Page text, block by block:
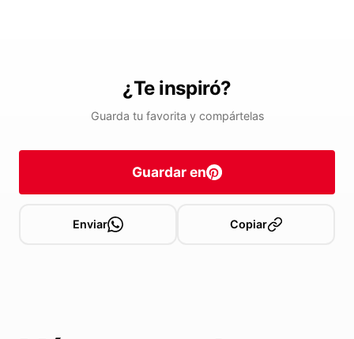
¿Te inspiró?
Guarda tu favorita y compártelas
Guardar en
Enviar Copiar